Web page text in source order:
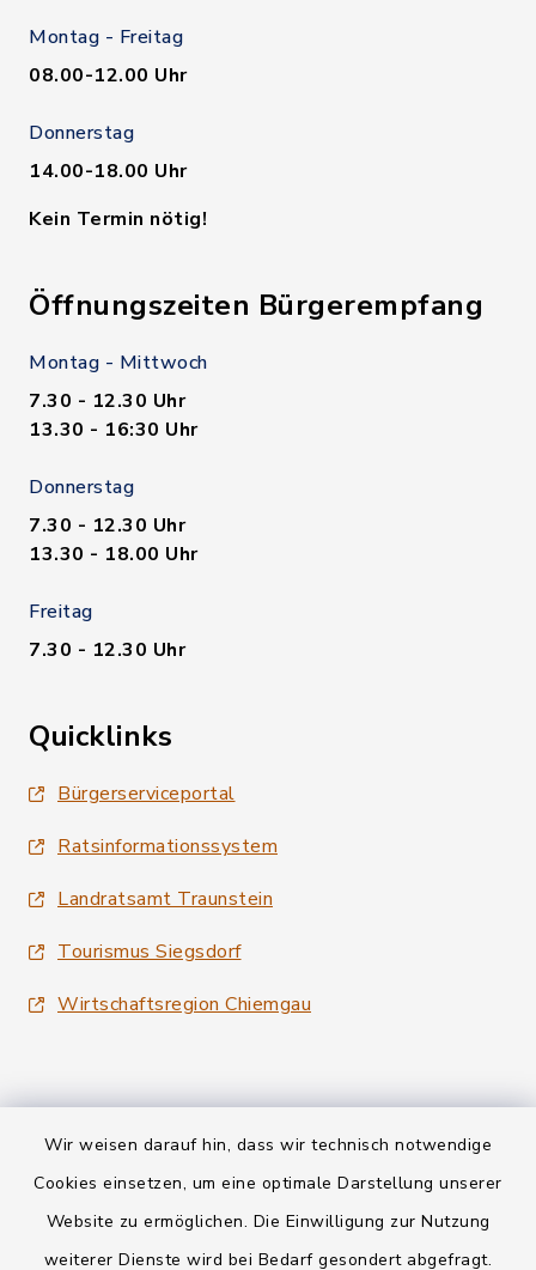
Wir weisen darauf hin, dass wir technisch notwendige
Cookies einsetzen, um eine optimale Darstellung unserer
Website zu ermöglichen. Die Einwilligung zur Nutzung
weiterer Dienste wird bei Bedarf gesondert abgefragt.
Montag - Freitag
08.00-12.00 Uhr
Donnerstag
14.00-18.00 Uhr
Kein Termin nötig!
Öffnungszeiten Bürgerempfang
Montag - Mittwoch
7.30 - 12.30 Uhr
13.30 - 16:30 Uhr
Donnerstag
7.30 - 12.30 Uhr
13.30 - 18.00 Uhr
Freitag
7.30 - 12.30 Uhr
Quicklinks
Bürgerserviceportal
Ratsinformationssystem
Landratsamt Traunstein
Tourismus Siegsdorf
Wirtschaftsregion Chiemgau
Kontakt